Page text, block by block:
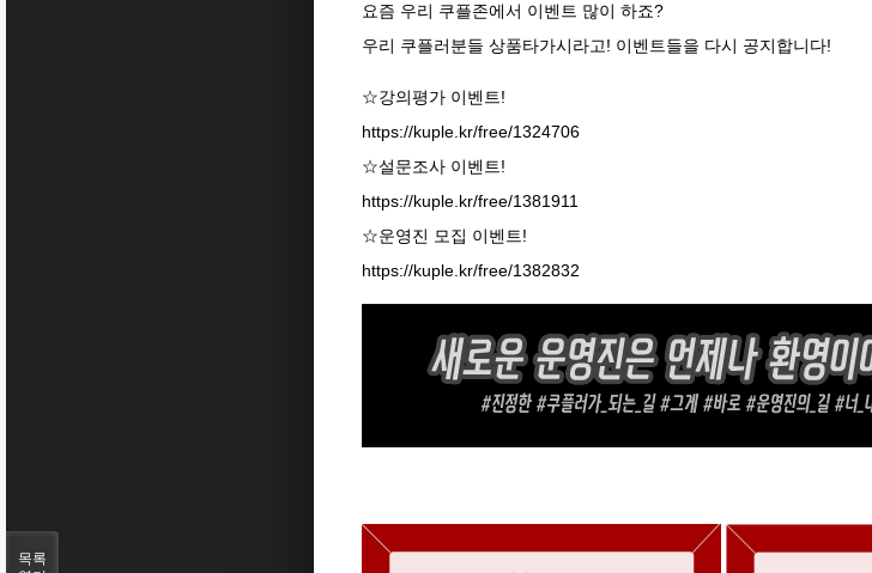
요즘 우리 쿠플존에서 이벤트 많이 하죠?
우리 쿠플러분들 상품타가시라고! 이벤트들을 다시 공지합니다!
☆강의평가 이벤트!
https://kuple.kr/free/1324706
☆설문조사 이벤트!
https://kuple.kr/free/1381911
☆운영진 모집 이벤트!
https://kuple.kr/free/1382832
목록